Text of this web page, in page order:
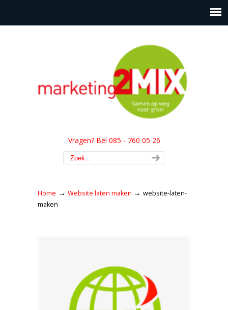
Vragen? Bel 085 - 760 05 26
Home → Website laten maken → website-laten-
maken